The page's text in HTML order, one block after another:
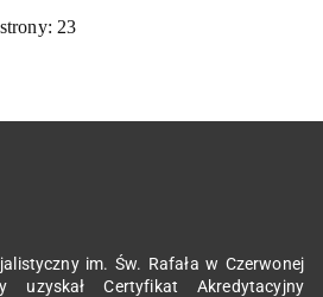
23
im. Św. Rafała w Czerwonej
Certyfikat Akredytacyjny